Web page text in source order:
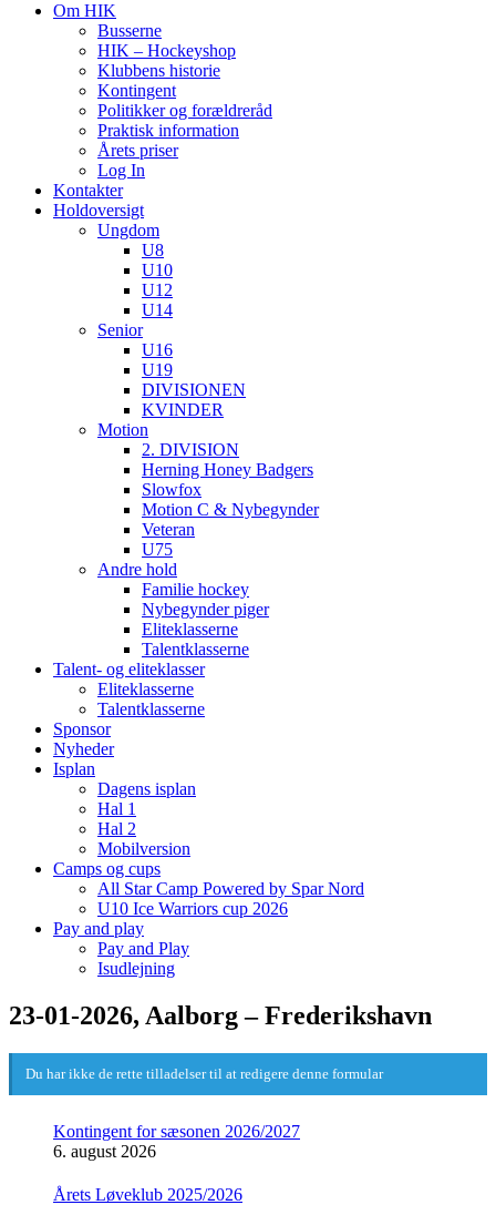
Om HIK
Busserne
HIK – Hockeyshop
Klubbens historie
Kontingent
Politikker og forældreråd
Praktisk information
Årets priser
Log In
Kontakter
Holdoversigt
Ungdom
U8
U10
U12
U14
Senior
U16
U19
DIVISIONEN
KVINDER
Motion
2. DIVISION
Herning Honey Badgers
Slowfox
Motion C & Nybegynder
Veteran
U75
Andre hold
Familie hockey
Nybegynder piger
Eliteklasserne
Talentklasserne
Talent- og eliteklasser
Eliteklasserne
Talentklasserne
Sponsor
Nyheder
Isplan
Dagens isplan
Hal 1
Hal 2
Mobilversion
Camps og cups
All Star Camp Powered by Spar Nord
U10 Ice Warriors cup 2026
Pay and play
Pay and Play
Isudlejning
23-01-2026, Aalborg – Frederikshavn
Du har ikke de rette tilladelser til at redigere denne formular
Kontingent for sæsonen 2026/2027
6. august 2026
Årets Løveklub 2025/2026